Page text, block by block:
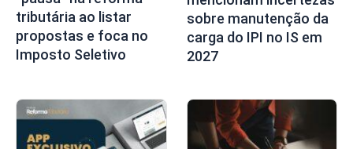
tributária ao listar
propostas e foca no
Imposto Seletivo
sobre manutenção da
carga do IPI no IS em
2027